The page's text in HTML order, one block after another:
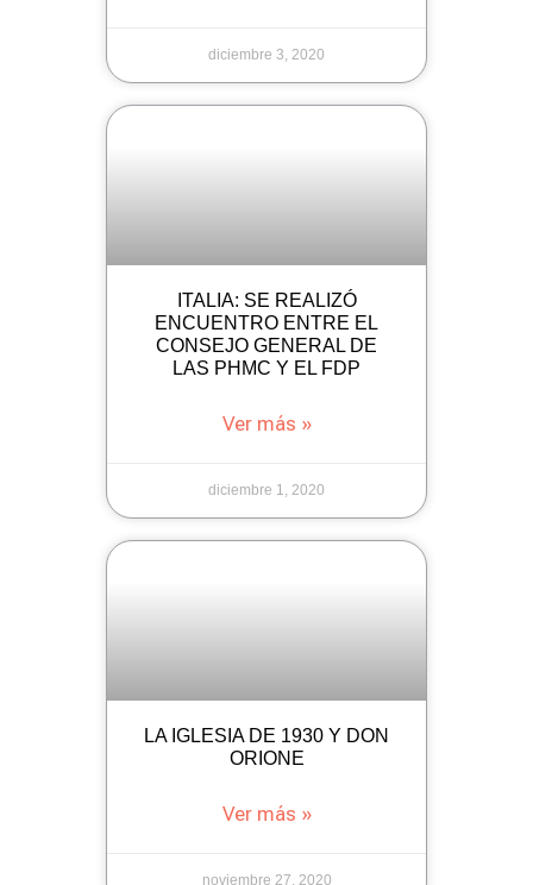
diciembre 3, 2020
ITALIA: SE REALIZÓ
ENCUENTRO ENTRE EL
CONSEJO GENERAL DE
LAS PHMC Y EL FDP
Ver más »
diciembre 1, 2020
LA IGLESIA DE 1930 Y DON
ORIONE
Ver más »
noviembre 27, 2020